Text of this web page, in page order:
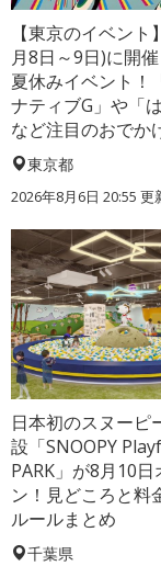
【東京のイベント
月8日～9日)に開
夏休みイベント！
ナティブG」や「
など注目のおでか
東京都
2026年8月6日 20:55 更
日本初のスヌーピ
設「SNOOPY
PARK」が8月10日
ン！見どころと料
ルールまとめ
千葉県